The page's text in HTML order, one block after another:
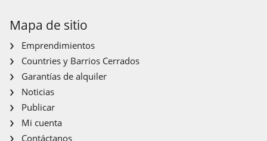
Mapa de sitio
Emprendimientos
Countries y Barrios Cerrados
Garantías de alquiler
Noticias
Publicar
Mi cuenta
Contáctanos